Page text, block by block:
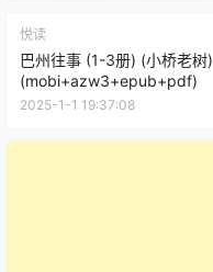
悦读
巴州往事 (1-3册) (小桥老树)
(mobi+azw3+epub+pdf)
2025-1-1 19:37:08